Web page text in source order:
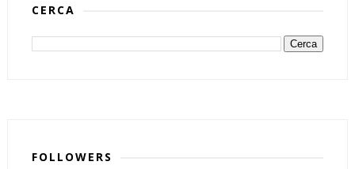
CERCA
FOLLOWERS